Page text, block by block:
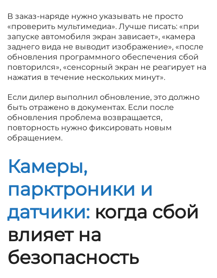
В заказ-наряде нужно указывать не просто
«проверить мультимедиа». Лучше писать: «при
запуске автомобиля экран зависает», «камера
заднего вида не выводит изображение», «после
обновления программного обеспечения сбой
повторился», «сенсорный экран не реагирует на
нажатия в течение нескольких минут».
Если дилер выполнил обновление, это должно
быть отражено в документах. Если после
обновления проблема возвращается,
повторность нужно фиксировать новым
обращением.
Камеры,
парктроники и
датчики: когда сбой
влияет на
безопасность